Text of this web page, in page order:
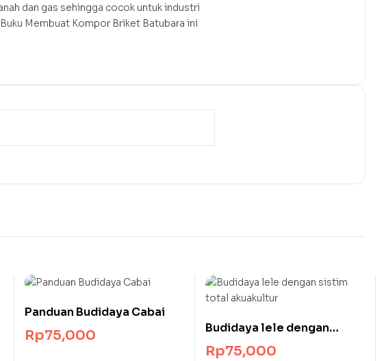
dan gas sehingga cocok untuk industri
Membuat Kompor Briket Batubara ini
Panduan Budidaya Cabai
Rp75,000
Budidaya lele dengan
sistim total akuakultur
Rp75,000